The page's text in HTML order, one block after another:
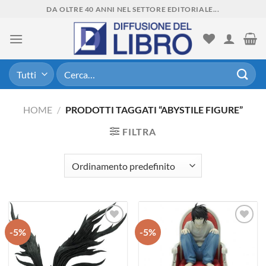
content
DA OLTRE 40 ANNI NEL SETTORE EDITORIALE...
Cerca:
HOME / PRODOTTI TAGGATI “ABYSTILE FIGURE”
FILTRA
-5%
Aggiungi
alla lista
-5%
Aggiungi
alla lista